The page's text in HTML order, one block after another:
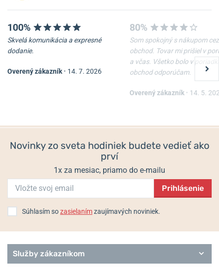
100%
Skvelá komunikácia a expresné
dodanie.
Overený zákazník • 14. 7. 2026
80%
Som spokojný s nákupom cez
obchod. Tovar mi prišiel v
a včas. Všetko bolo v
obchod odporúčam.
Overený zákazník • 14. 5.
Novinky zo sveta hodiniek budete vedieť ako
prví
1x za mesiac, priamo do e-mailu
Prihlásenie
Súhlasím sozasielanímzaujímavých noviniek.
Služby zákazníkom